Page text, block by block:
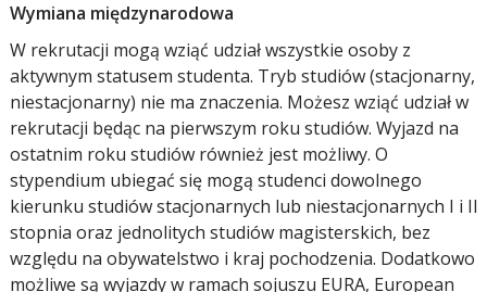
Wymiana międzynarodowa
W rekrutacji mogą wziąć udział wszystkie osoby z
aktywnym statusem studenta. Tryb studiów (stacjonarny,
niestacjonarny) nie ma znaczenia. Możesz wziąć udział w
rekrutacji będąc na pierwszym roku studiów. Wyjazd na
ostatnim roku studiów również jest możliwy. O
stypendium ubiegać się mogą studenci dowolnego
kierunku studiów stacjonarnych lub niestacjonarnych I i II
stopnia oraz jednolitych studiów magisterskich, bez
względu na obywatelstwo i kraj pochodzenia. Dodatkowo
możliwe są wyjazdy w ramach sojuszu EURA, European